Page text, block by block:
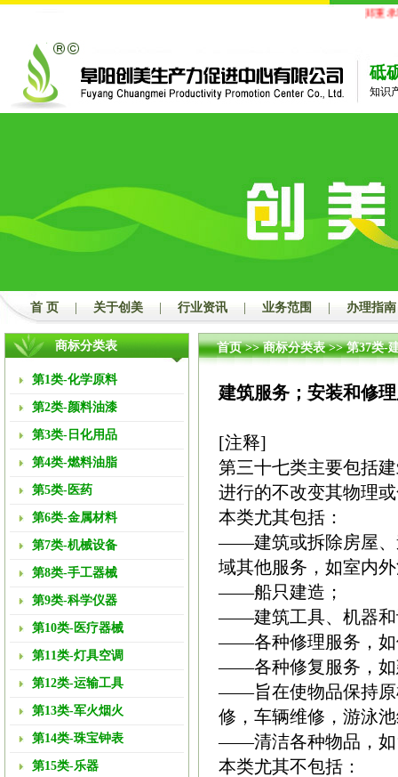
郑重承
砥
知识
首 页 关于创美 行业资讯 业务范围 办理指南
商标分类表
第1类-化学原料
第2类-颜料油漆
第3类-日化用品
第4类-燃料油脂
第5类-医药
第6类-金属材料
第7类-机械设备
第8类-手工器械
第9类-科学仪器
第10类-医疗器械
第11类-灯具空调
第12类-运输工具
第13类-军火烟火
第14类-珠宝钟表
第15类-乐器
首页>>商标分类表>>第37类-
建筑服务；安装和修
[注释]
第三十七类主要包括
进行的不改变其物理
本类尤其包括：
——建筑或拆除房屋、
域其他服务，如室内
——船只建造；
——建筑工具、机器和
——各种修理服务，如
——各种修复服务，如
——旨在使物品保持原
修，车辆维修，游泳
——清洁各种物品，如
本类尤其不包括：